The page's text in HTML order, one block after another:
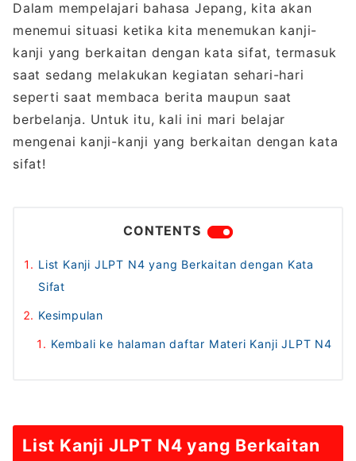
Dalam mempelajari bahasa Jepang, kita akan
menemui situasi ketika kita menemukan kanji-
kanji yang berkaitan dengan kata sifat, termasuk
saat sedang melakukan kegiatan sehari-hari
seperti saat membaca berita maupun saat
berbelanja. Untuk itu, kali ini mari belajar
mengenai kanji-kanji yang berkaitan dengan kata
sifat!
CONTENTS
List Kanji JLPT N4 yang Berkaitan dengan Kata
Sifat
Kesimpulan
Kembali ke halaman daftar Materi Kanji JLPT N4
List Kanji JLPT N4 yang Berkaitan